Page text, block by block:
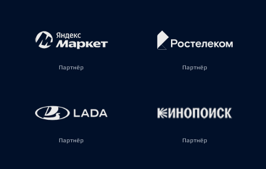
Партнёр Партнёр
Партнёр Партнёр